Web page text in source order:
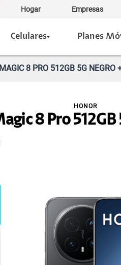
Hogar Empresas
Celulares Planes
8 PRO 512GB 5G
8 Pro 512GB
HONOR